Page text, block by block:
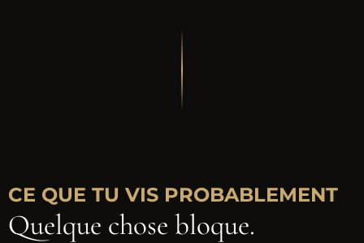
CE QUE TU VIS PROBABLEMENT
Quelque chose bloque.